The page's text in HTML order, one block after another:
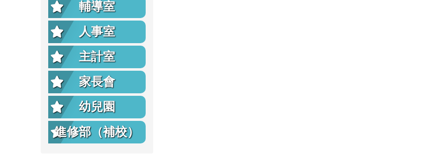
輔導室
人事室
主計室
家長會
幼兒園
進修部（補校）